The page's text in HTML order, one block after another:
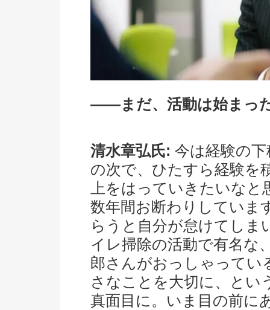
――まだ、活動は始まっ
清水章弘氏: 今は経験の
の次で、ひたすら経験を
上をはっていきたいな
数年間お断わりしていま
らうと自分が怠けてしま
イレ掃除の活動で有名な
郎さんがおっしゃってい
さなことを大切に、とい
真面目に。いま目の前に